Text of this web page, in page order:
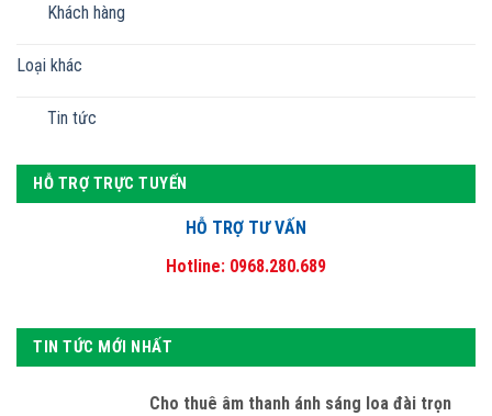
Khách hàng
Loại khác
Tin tức
HỖ TRỢ TRỰC TUYẾN
HỖ TRỢ TƯ VẤN
Hotline: 0968.280.689
TIN TỨC MỚI NHẤT
Cho thuê âm thanh ánh sáng loa đài trọn